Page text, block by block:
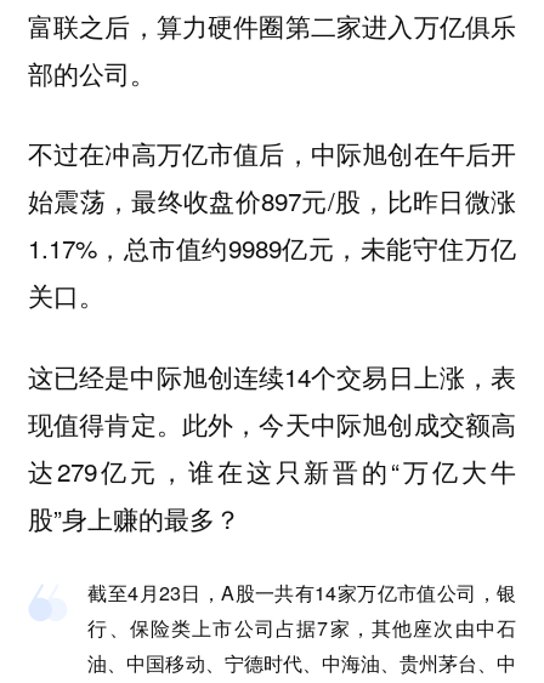
富联之后，算力硬件圈第二家进入万亿俱乐
部的公司。
不过在冲高万亿市值后，中际旭创在午后开
始震荡，最终收盘价897元/股，比昨日微涨
1.17%，总市值约9989亿元，未能守住万亿
关口。
这已经是中际旭创连续14个交易日上涨，表
现值得肯定。此外，今天中际旭创成交额高
达279亿元，谁在这只新晋的“万亿大牛
股”身上赚的最多？
截至4月23日，A股一共有14家万亿市值公司，银
行、保险类上市公司占据7家，其他座次由中石
油、中国移动、宁德时代、中海油、贵州茅台、中